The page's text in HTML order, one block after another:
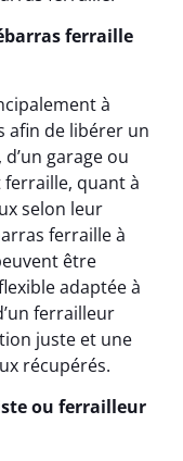
ferraille
à
afin de libérer un
d’un garage ou
ferraille, quant à
selon leur
ferraille à
être
adaptée à
ferrailleur
juste et une
récupérés.
ou ferrailleur